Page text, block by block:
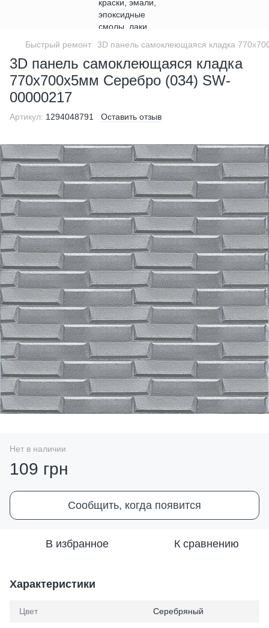
Быстрый ремонт 3D панель самоклеющаяся кладка
3D панель самоклеющаяся кладка
770х700х5мм Серебро (034) SW-
00000217
Артикул: 1294048791 Оставить отзыв
Нет в наличии
109 грн
Сообщить, когда появится
В избранное К сравнению
Характеристики
Цвет Серебряный